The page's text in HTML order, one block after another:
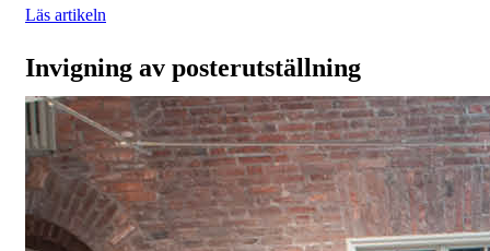
Läs artikeln
Invigning av posterutställning